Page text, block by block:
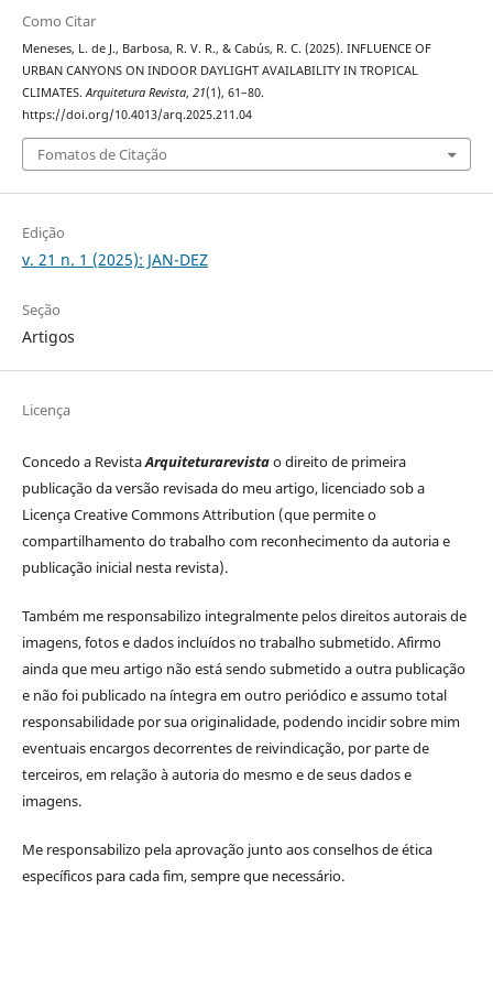
Como Citar
Meneses, L. de J., Barbosa, R. V. R., & Cabús, R. C. (2025). INFLUENCE OF
URBAN CANYONS ON INDOOR DAYLIGHT AVAILABILITY IN TROPICAL
CLIMATES.Arquitetura Revista, 21(1), 61–80.
https://doi.org/10.4013/arq.2025.211.04
Fomatos de Citação
Edição
v. 21 n. 1 (2025): JAN-DEZ
Seção
Artigos
Licença
Concedo a RevistaArquiteturarevistao direito de primeira
publicação da versão revisada do meu artigo, licenciado sob a
Licença Creative Commons Attribution (que permite o
compartilhamento do trabalho com reconhecimento da autoria e
publicação inicial nesta revista).
Também me responsabilizo integralmente pelos direitos autorais de
imagens, fotos e dados incluídos no trabalho submetido.Afirmo
ainda que meu artigo não está sendo submetido a outra publicação
e não foi publicado na íntegra em outro periódico e assumo total
responsabilidade por sua originalidade, podendo incidir sobre mim
eventuais encargos decorrentes de reivindicação, por parte de
terceiros, em relação à autoria do mesmoe de seus dados e
imagens.
Me responsabilizo pela aprovação junto aos conselhos de ética
específicos para cada fim, sempre que necessário.